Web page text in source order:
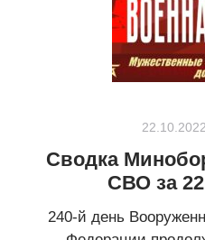
Сводка
СВО за
240-й день